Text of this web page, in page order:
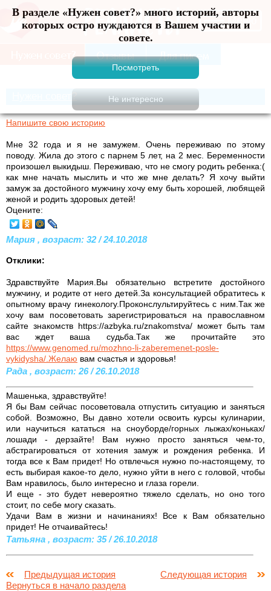
В разделе «Нужен совет?» много историй, авторы
которых остро нуждаются в Вашем участии и
совете.
Меню
Нужен совет?
Напишите свою историю
Мне 32 года и я не замужем. Очень переживаю по этому
поводу. Жила до этого с парнем 5 лет, на 2 мес. Беременности
произошел выкидыш. Переживаю, что не смогу родить ребенка:(
как мне начать мыслить и что же мне делать? Я хочу выйти
замуж за достойного мужчину хочу ему быть хорошей, любящей
женой и родить здоровых детей!
Оцените:
Мария , возраст: 32 / 24.10.2018
Отклики:
Здравствуйте Мария.Вы обязательно встретите достойного
мужчину, и родите от него детей.За консультацией обратитесь к
опытному врачу гинекологу.Проконслультируйтесь с ним.Так же
хочу вам посоветовать зарегистрироваться на православном
сайте знакомств https://azbyka.ru/znakomstva/ может быть там
вас ждет ваша судьба.Так же прочитайте это
https://www.genomed.ru/mozhno-li-zaberemenet-posle-
vykidysha/.Желаю вам счастья и здоровья!
Рада , возраст: 26 / 26.10.2018
Машенька, здравствуйте!
Я бы Вам сейчас посоветовала отпустить ситуацию и заняться
собой. Возможно, Вы давно хотели освоить курсы кулинарии,
или научиться кататься на сноуборде/горных лыжах/коньках/
лошади - дерзайте! Вам нужно просто заняться чем-то,
абстрагироваться от хотения замуж и рождения ребенка. И
тогда все к Вам придет! Но отвлечься нужно по-настоящему, то
есть выбирая какое-то дело, нужно уйти в него с головой, чтобы
Вам нравилось, было интересно и глаза горели.
И еще - это будет невероятно тяжело сделать, но оно того
стоит, по себе могу сказать.
Удачи Вам в жизни и начинаниях! Все к Вам обязательно
придет! Не отчаивайтесь!
Татьяна , возраст: 35 / 26.10.2018
Предыдущая история
Следующая история
Вернуться в начало раздела